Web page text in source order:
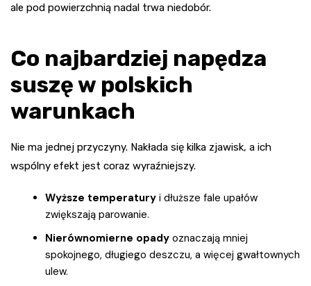
ale pod powierzchnią nadal trwa niedobór.
Co najbardziej napędza
suszę w polskich
warunkach
Nie ma jednej przyczyny. Nakłada się kilka zjawisk, a ich
wspólny efekt jest coraz wyraźniejszy.
Wyższe temperatury i dłuższe fale upałów
zwiększają parowanie.
Nierównomierne opady oznaczają mniej
spokojnego, długiego deszczu, a więcej gwałtownych
ulew.